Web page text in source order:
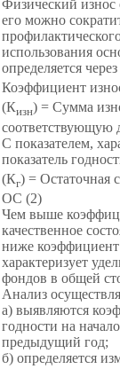
Физический
его можно
использования
определяется
Коэффициент
(Кизн) = Сумма
соответствующую
С показателем,
показатель
(Кг) = Остаточная
ОС (2)
Чем выше
качественное
ниже
характеризует
фондов в общей
Анализ
а) выявляются
годности на
предыдущий год;
б) определяется